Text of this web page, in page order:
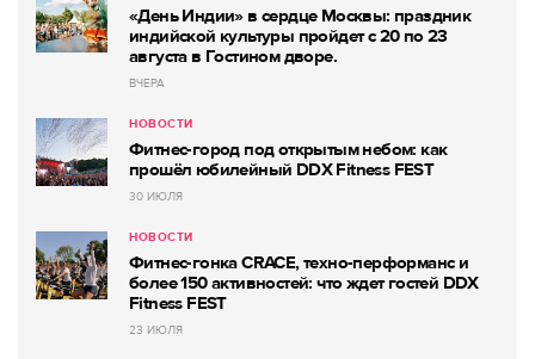
«День Индии» в сердце Москвы: праздник
индийской культуры пройдет с 20 по 23
августа в Гостином дворе.
ВЧЕРА
НОВОСТИ
Фитнес-город под открытым небом: как
прошёл юбилейный DDX Fitness FEST
30 ИЮЛЯ
НОВОСТИ
Фитнес-гонка CRACE, техно-перформанс и
более 150 активностей: что ждет гостей DDX
Fitness FEST
23 ИЮЛЯ